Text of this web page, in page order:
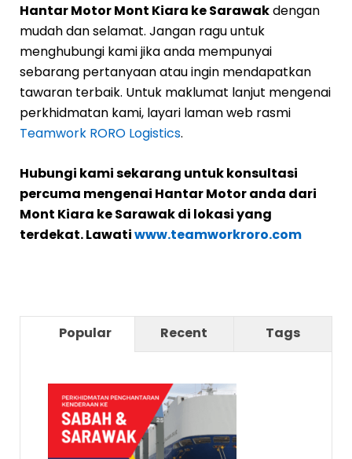
Hantar Motor Mont Kiara ke Sarawakdengan
mudah dan selamat. Jangan ragu untuk
menghubungi kami jika anda mempunyai
sebarang pertanyaan atau ingin mendapatkan
tawaran terbaik. Untuk maklumat lanjut mengenai
perkhidmatan kami, layari laman web rasmi
Teamwork RORO Logistics.
Hubungi kami sekarang untuk konsultasi
percuma mengenai Hantar Motor anda dari
Mont Kiara ke Sarawak di lokasi yang
terdekat. Lawatiwww.teamworkroro.com
Popular Recent Tags